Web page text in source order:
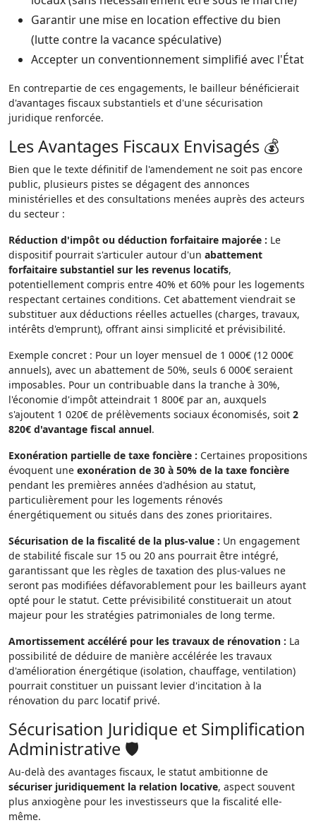
Garantir une mise en location effective du bien
(lutte contre la vacance spéculative)
Accepter un conventionnement simplifié avec l'État
En contrepartie de ces engagements, le bailleur bénéficierait
d'avantages fiscaux substantiels et d'une sécurisation
juridique renforcée.
Les Avantages Fiscaux Envisagés 💰
Bien que le texte définitif de l'amendement ne soit pas encore
public, plusieurs pistes se dégagent des annonces
ministérielles et des consultations menées auprès des acteurs
du secteur :
Réduction d'impôt ou déduction forfaitaire majorée : Le
dispositif pourrait s'articuler autour d'un abattement
forfaitaire substantiel sur les revenus locatifs,
potentiellement compris entre 40% et 60% pour les logements
respectant certaines conditions. Cet abattement viendrait se
substituer aux déductions réelles actuelles (charges, travaux,
intérêts d'emprunt), offrant ainsi simplicité et prévisibilité.
Exemple concret : Pour un loyer mensuel de 1 000€ (12 000€
annuels), avec un abattement de 50%, seuls 6 000€ seraient
imposables. Pour un contribuable dans la tranche à 30%,
l'économie d'impôt atteindrait 1 800€ par an, auxquels
s'ajoutent 1 020€ de prélèvements sociaux économisés, soit 2
820€ d'avantage fiscal annuel.
Exonération partielle de taxe foncière : Certaines propositions
évoquent une exonération de 30 à 50% de la taxe foncière
pendant les premières années d'adhésion au statut,
particulièrement pour les logements rénovés
énergétiquement ou situés dans des zones prioritaires.
Sécurisation de la fiscalité de la plus-value : Un engagement
de stabilité fiscale sur 15 ou 20 ans pourrait être intégré,
garantissant que les règles de taxation des plus-values ne
seront pas modifiées défavorablement pour les bailleurs ayant
opté pour le statut. Cette prévisibilité constituerait un atout
majeur pour les stratégies patrimoniales de long terme.
Amortissement accéléré pour les travaux de rénovation : La
possibilité de déduire de manière accélérée les travaux
d'amélioration énergétique (isolation, chauffage, ventilation)
pourrait constituer un puissant levier d'incitation à la
rénovation du parc locatif privé.
Sécurisation Juridique et Simplification
Administrative 🛡️
Au-delà des avantages fiscaux, le statut ambitionne de
sécuriser juridiquement la relation locative, aspect souvent
plus anxiogène pour les investisseurs que la fiscalité elle-
même.